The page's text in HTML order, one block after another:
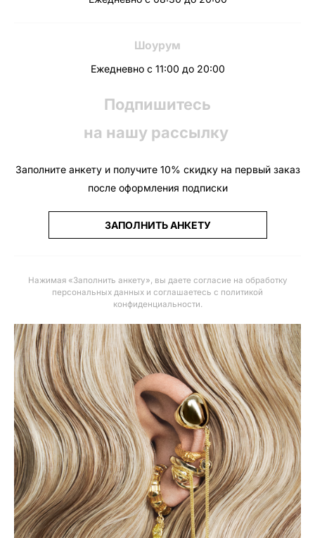
Шоурум
Ежедневно с 11:00 до 20:00
Подпишитесь
на нашу рассылку
Заполните анкету и получите 10% скидку на первый заказ
после оформления подписки
ЗАПОЛНИТЬ АНКЕТУ
Нажимая «Заполнить анкету», вы даете согласие на обработку
персональных данных и соглашаетесь с политикой
конфиденциальности.